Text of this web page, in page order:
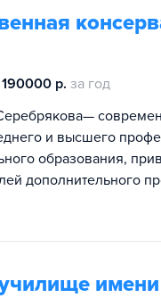
190000 р. за год
и высшего
образования,
дополнительного